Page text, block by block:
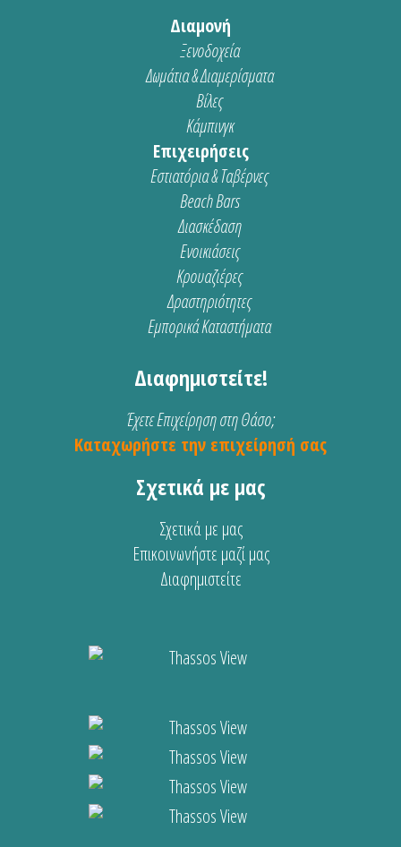
Διαμονή
Ξενοδοχεία
Δωμάτια & Διαμερίσματα
Βίλες
Κάμπινγκ
Επιχειρήσεις
Εστιατόρια & Ταβέρνες
Beach Bars
Διασκέδαση
Ενοικιάσεις
Κρουαζιέρες
Δραστηριότητες
Εμπορικά Καταστήματα
Διαφημιστείτε!
Έχετε Επιχείρηση στη Θάσο;
Καταχωρήστε την επιχείρησή σας
Σχετικά με μας
Σχετικά με μας
Επικοινωνήστε μαζί μας
Διαφημιστείτε